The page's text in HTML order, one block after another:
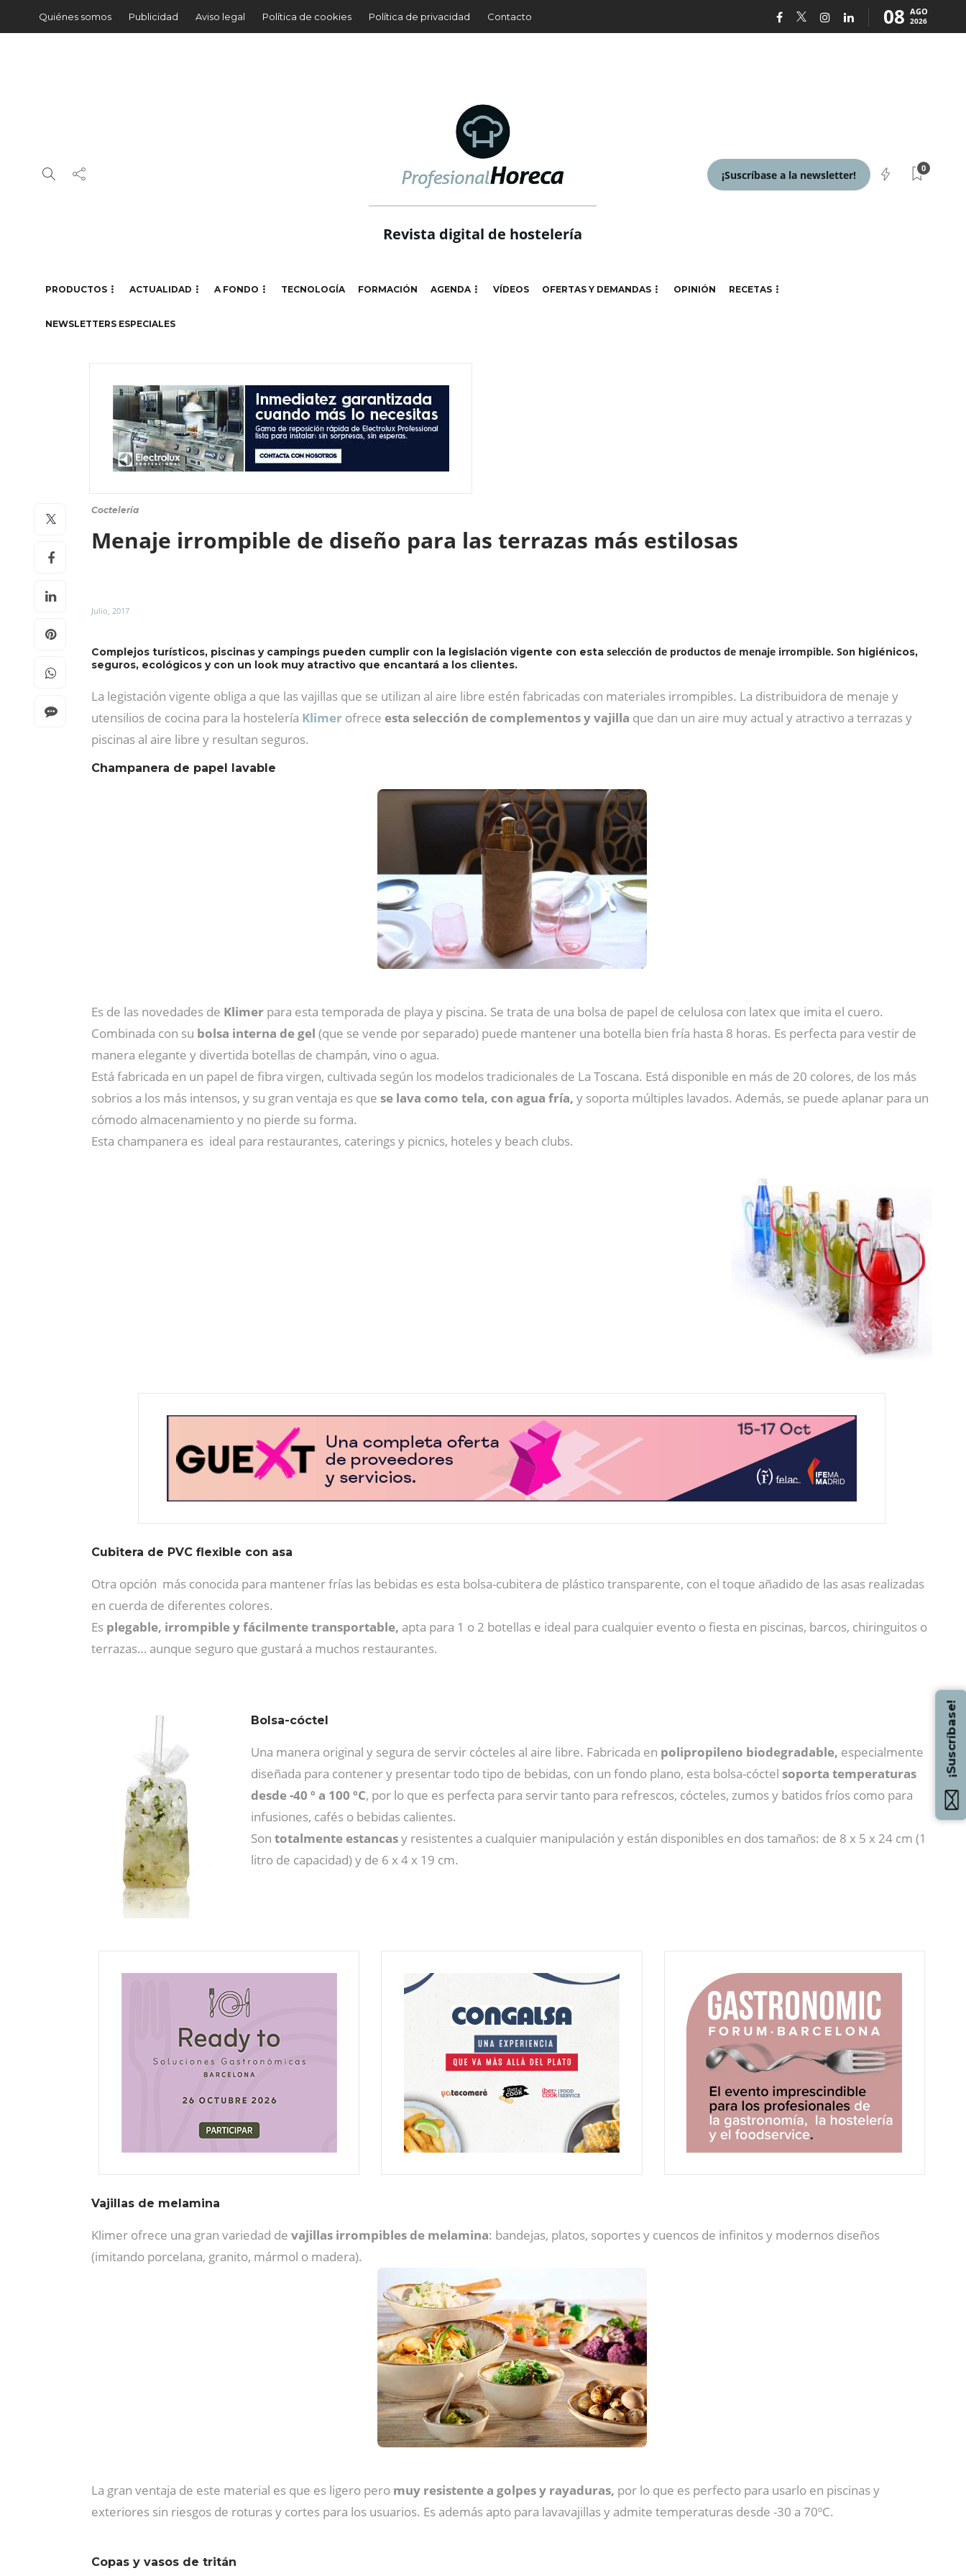
Quiénes somos Publicidad Aviso legal Política de cookies Política de privacidad Contacto 08 AGO
2026
Revista digital de hostelería
¡Suscríbase a la newsletter!
0
PRODUCTOS ACTUALIDAD A FONDO TECNOLOGÍA FORMACIÓN AGENDA VÍDEOS OFERTAS Y DEMANDAS OPINIÓN RECETAS
NEWSLETTERS ESPECIALES
Coctelería
Menaje irrompible de diseño para las terrazas más estilosas
Julio, 2017
Complejos turísticos, piscinas y campings pueden cumplir con la legislación vigente con esta selección de productos de menaje irrompible. Son higiénicos,
seguros, ecológicos y con un look muy atractivo que encantará a los clientes.
La legistación vigente obliga a que las vajillas que se utilizan al aire libre estén fabricadas con materiales irrompibles. La distribuidora de menaje y
utensilios de cocina para la hostelería Klimer ofrece esta selección de complementos y vajilla que dan un aire muy actual y atractivo a terrazas y
piscinas al aire libre y resultan seguros.
Champanera de papel lavable
Es de las novedades de Klimer para esta temporada de playa y piscina. Se trata de una bolsa de papel de celulosa con latex que imita el cuero.
Combinada con su bolsa interna de gel (que se vende por separado) puede mantener una botella bien fría hasta 8 horas. Es perfecta para vestir de
manera elegante y divertida botellas de champán, vino o agua.
Está fabricada en un papel de fibra virgen, cultivada según los modelos tradicionales de La Toscana. Está disponible en más de 20 colores, de los más
sobrios a los más intensos, y su gran ventaja es que se lava como tela, con agua fría, y soporta múltiples lavados. Además, se puede aplanar para un
cómodo almacenamiento y no pierde su forma.
Esta champanera es ideal para restaurantes, caterings y picnics, hoteles y beach clubs.
Cubitera de PVC flexible con asa
Otra opción más conocida para mantener frías las bebidas es esta bolsa-cubitera de plástico transparente, con el toque añadido de las asas realizadas
en cuerda de diferentes colores.
Es plegable, irrompible y fácilmente transportable, apta para 1 o 2 botellas e ideal para cualquier evento o fiesta en piscinas, barcos, chiringuitos o
terrazas… aunque seguro que gustará a muchos restaurantes.
Bolsa-cóctel
Una manera original y segura de servir cócteles al aire libre. Fabricada en polipropileno biodegradable, especialmente
diseñada para contener y presentar todo tipo de bebidas, con un fondo plano, esta bolsa-cóctel soporta temperaturas
desde -40 º a 100 ºC, por lo que es perfecta para servir tanto para refrescos, cócteles, zumos y batidos fríos como para
infusiones, cafés o bebidas calientes.
Son totalmente estancasy resistentes a cualquier manipulación y están disponibles en dos tamaños: de 8 x 5 x 24 cm (1
litro de capacidad) y de 6 x 4 x 19 cm.
Vajillas de melamina
Klimer ofrece una gran variedad de vajillas irrompibles de melamina: bandejas, platos, soportes y cuencos de infinitos y modernos diseños
(imitando porcelana, granito, mármol o madera).
La gran ventaja de este material es que es ligero pero muy resistente a golpes y rayaduras, por lo que es perfecto para usarlo en piscinas y
exteriores sin riesgos de roturas y cortes para los usuarios. Es además apto para lavavajillas y admite temperaturas desde -30 a 70ºC.
Copas y vasos de tritán
¡Suscríbase!